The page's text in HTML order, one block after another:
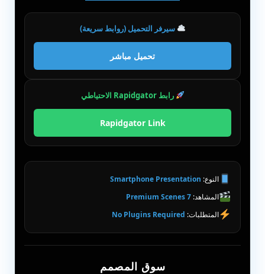
سيرفر التحميل (روابط سريعة)
تحميل مباشر
رابط Rapidgator الاحتياطي
Rapidgator Link
النوع: Smartphone Presentation
المشاهد: 7 Premium Scenes
المتطلبات: No Plugins Required
سوق المصمم